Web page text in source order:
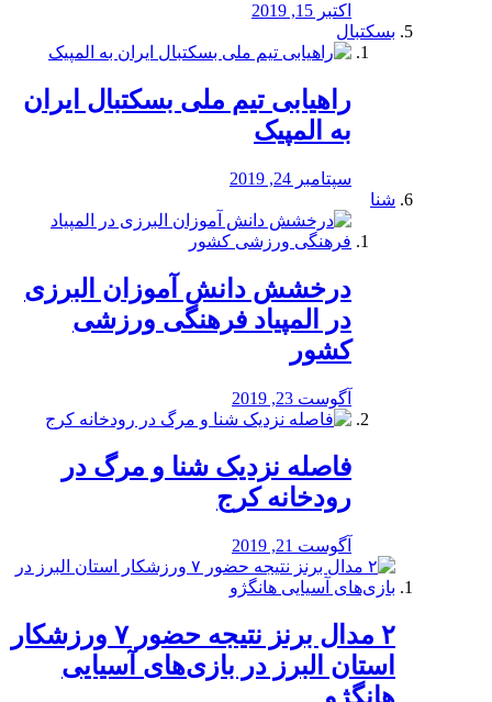
اکتبر 15, 2019
بسکتبال
راهیابی تیم ملی بسکتبال ایران
به المپیک
سپتامبر 24, 2019
شنا
درخشش دانش آموزان البرزی
در المپیاد فرهنگی ورزشی
کشور
آگوست 23, 2019
️فاصله نزدیک شنا و مرگ در
رودخانه کرج
آگوست 21, 2019
۲ مدال برنز نتیجه حضور ۷ ورزشکار
استان البرز در بازی‌های آسیایی
هانگژو